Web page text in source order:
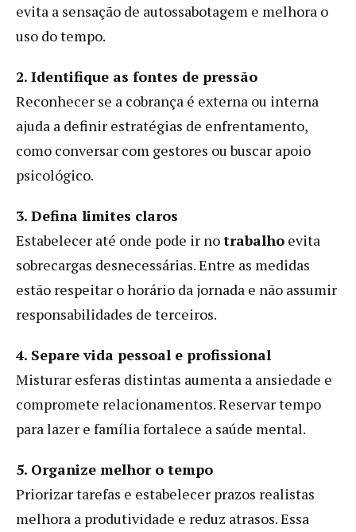
evita a sensação de autossabotagem e melhora o
uso do tempo.
2. Identifique as fontes de pressão
Reconhecer se a cobrança é externa ou interna
ajuda a definir estratégias de enfrentamento,
como conversar com gestores ou buscar apoio
psicológico.
3. Defina limites claros
Estabelecer até onde pode ir notrabalho evita
sobrecargas desnecessárias. Entre as medidas
estão respeitar o horário da jornada e não assumir
responsabilidades de terceiros.
4. Separe vida pessoal e profissional
Misturar esferas distintas aumenta a ansiedade e
compromete relacionamentos. Reservar tempo
para lazer e família fortalece a saúde mental.
5. Organize melhor o tempo
Priorizar tarefas e estabelecer prazos realistas
melhora a produtividade e reduz atrasos. Essa